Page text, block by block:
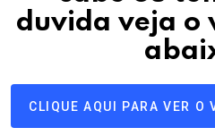
duvida veja o
CLIQUE AQUI PARA VER O